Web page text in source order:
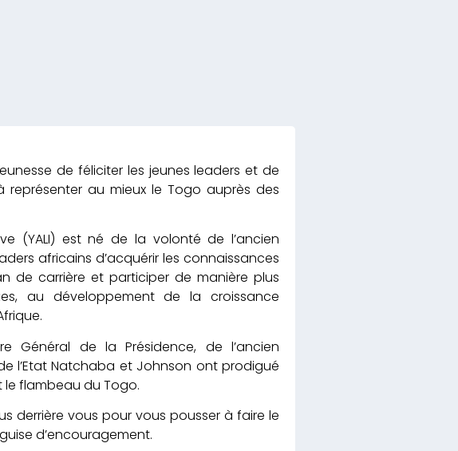
de féliciter les jeunes leaders et de
représenter au mieux le Togo auprès des
(YALI) est né de la volonté de l’ancien
africains d’acquérir les connaissances
de carrière et participer de manière plus
au développement de la croissance
Général de la Présidence, de l’ancien
l’Etat Natchaba et Johnson ont prodigué
le flambeau du Togo.
derrière vous pour vous pousser à faire le
d’encouragement.